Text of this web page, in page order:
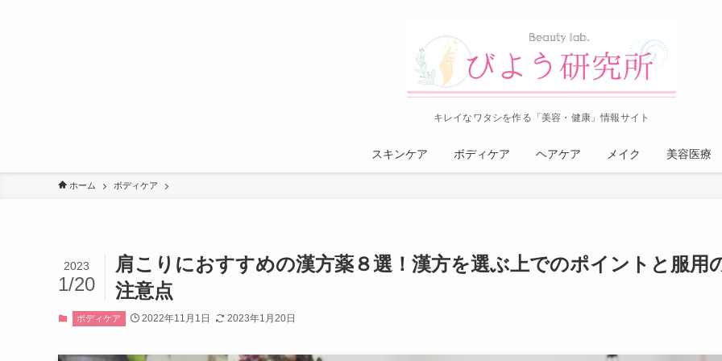
キレイなワタシを作る「美容・健康」情報サイト
スキンケア ボディケア ヘアケア メイク 美容医療
ホーム ボディケア
肩こりにおすすめの漢方薬８選！漢方を選ぶ上でのポイントと服用
注意点
2023
1/20
ボディケア 2022年11月1日 2023年1月20日